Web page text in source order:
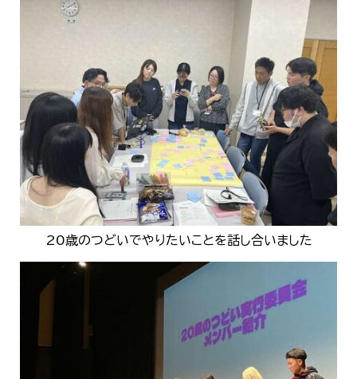
20歳のつどいでやりたいことを話し合いました